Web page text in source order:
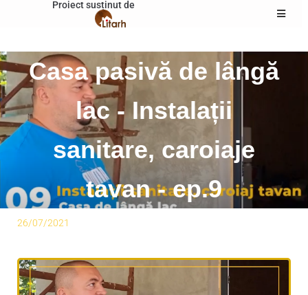
Proiect susținut de
Casa pasivă de lângă
lac - Instalații
sanitare, caroiaje
tavan - ep.9
26/07/2021